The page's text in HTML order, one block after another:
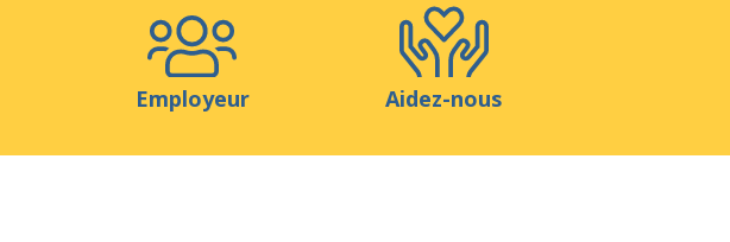
Employeur Aidez-nous